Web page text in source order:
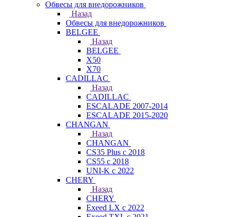
Обвесы для внедорожников
Назад
Обвесы для внедорожников
BELGEE
Назад
BELGEE
X50
X70
CADILLAC
Назад
CADILLAC
ESCALADE 2007-2014
ESCALADE 2015-2020
CHANGAN
Назад
CHANGAN
CS35 Plus с 2018
CS55 с 2018
UNI-K с 2022
CHERY
Назад
CHERY
Exeed LX с 2022